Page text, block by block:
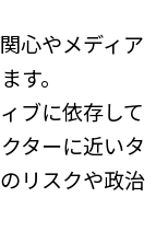
心やメディア
す。
ブに依存して
ターに近いタ
リスクや政治